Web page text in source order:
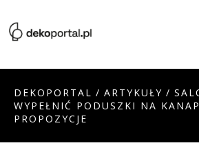
DEKOPORTAL / ARTYKUŁY /
WYPEŁNIĆ PODUSZKI NA
PROPOZYCJE